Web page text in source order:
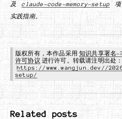
及 claude-code-memory-setup 项
实践指南。
版权所有，本作品采用 知识共享署名
许可协议 进行许可。转载请注明出处：
https://www.wangjun.dev//
setup/
Related posts